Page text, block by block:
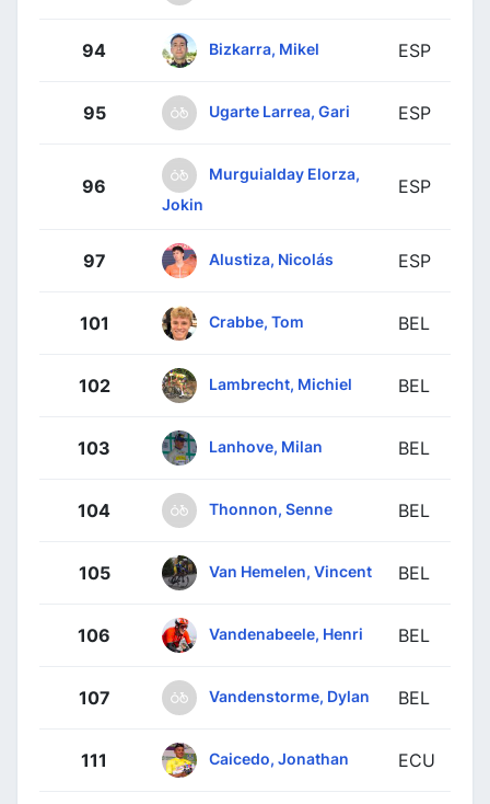
94 Bizkarra, Mikel ESP
95 Ugarte Larrea, Gari ESP
96
Murguialday Elorza,
Jokin
ESP
97 Alustiza, Nicolás ESP
101 Crabbe, Tom BEL
102 Lambrecht, Michiel BEL
103 Lanhove, Milan BEL
104 Thonnon, Senne BEL
105 Van Hemelen, Vincent BEL
106 Vandenabeele, Henri BEL
107 Vandenstorme, Dylan BEL
111 Caicedo, Jonathan ECU